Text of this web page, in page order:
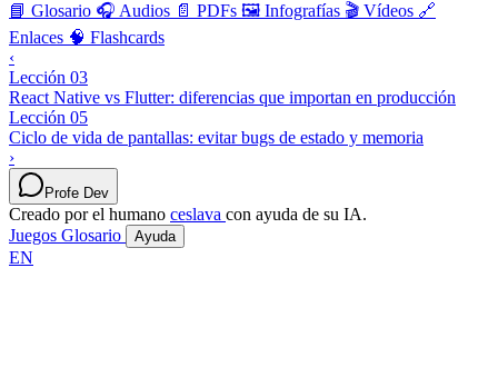
📘 Glosario 🎧 Audios 📄 PDFs 🖼️ Infografías 🎬 Vídeos 🔗
Enlaces 🧠 Flashcards
‹
Lección 03
React Native vs Flutter: diferencias que importan en producción
Lección 05
Ciclo de vida de pantallas: evitar bugs de estado y memoria
›
Profe Dev
Creado por el humano ceslava con ayuda de su IA.
Juegos Glosario Ayuda
EN